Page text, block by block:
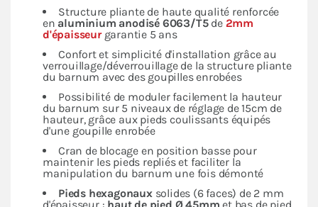
Structure pliante de haute qualité renforcée
en aluminium anodisé 6063/T5de 2mm
d'épaisseurgarantie 5 ans
Confort et simplicité d'installation grâce au
verrouillage/déverrouillage de la structure pliante
du barnum avec des goupilles enrobées
Possibilité de moduler facilement la hauteur
du barnum sur 5 niveaux de réglage de 15cm de
hauteur, grâce aux pieds coulissants équipés
d'une goupille enrobée
Cran de blocage en position basse pour
maintenir les pieds repliés et faciliter la
manipulation du barnum une fois démonté
Pieds hexagonauxsolides (6 faces) de 2 mm